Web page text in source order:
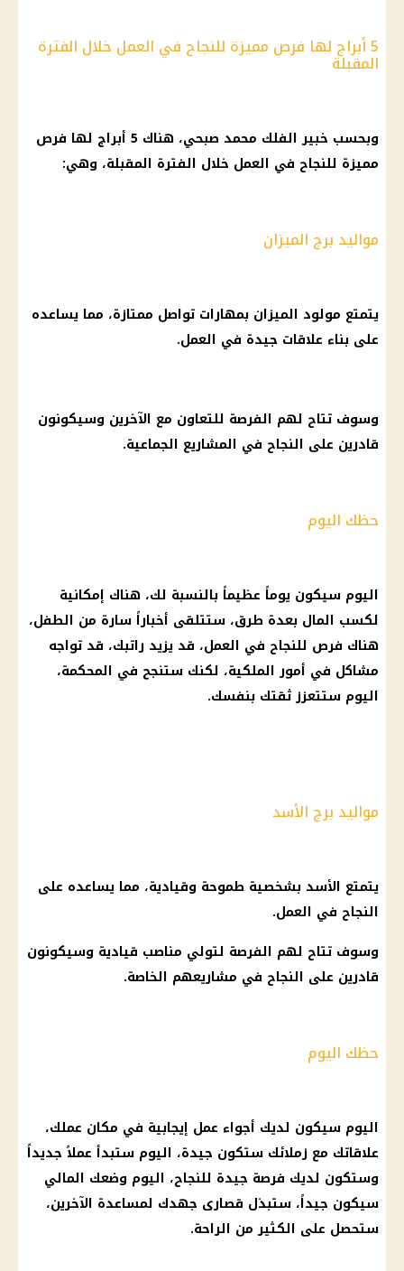
5 أبراج لها فرص مميزة للنجاح في العمل خلال الفترة
المقبلة
وبحسب خبيرالفلك محمد صبحي، هناك 5 أبراج لها فرص
مميزة للنجاح في العمل خلال الفترة المقبلة، وهي:
مواليد برج الميزان
يتمتع مولود الميزان بمهارات تواصل ممتازة، مما يساعده
على بناء علاقات جيدة في العمل.
وسوف تتاح لهم الفرصة للتعاون مع الآخرين وسيكونون
قادرين على النجاح في المشاريع الجماعية.
حظك اليوم
اليوم سيكون يوماً عظيماً بالنسبة لك، هناك إمكانية
لكسب المال بعدة طرق، ستتلقى أخباراً سارة من الطفل،
هناك فرص للنجاح في العمل، قد يزيد راتبك، قد تواجه
مشاكل في أمور الملكية، لكنك ستنجح في المحكمة،
اليوم ستتعزز ثقتك بنفسك.
مواليد برج الأسد
يتمتع الأسد بشخصية طموحة وقيادية، مما يساعده على
النجاح في العمل.
وسوف تتاح لهم الفرصة لتولي مناصب قيادية وسيكونون
قادرين على النجاح في مشاريعهم الخاصة.
حظك اليوم
اليوم سيكون لديك أجواء عمل إيجابية في مكان عملك،
علاقاتك مع زملائك ستكون جيدة، اليوم ستبدأ عملاً جديداً
وستكون لديك فرصة جيدة للنجاح، اليوم وضعك المالي
سيكون جيداً، ستبذل قصارى جهدك لمساعدة الآخرين،
ستحصل على الكثير من الراحة.